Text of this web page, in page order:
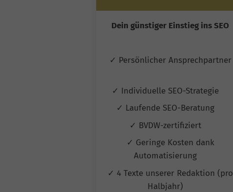
Dein günstiger Einstieg ins SEO
✓ Persönlicher Ansprechpartner
✓ Individuelle SEO-Strategie
✓ Laufende SEO-Beratung
✓ BVDW-zertifiziert
✓ Geringe Kosten dank
Automatisierung
✓ 4 Texte unserer Redaktion (pro
Halbjahr)